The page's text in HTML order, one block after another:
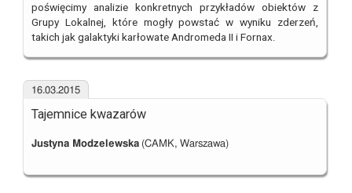
poświęcimy analizie konkretnych przykładów obiektów z
Grupy Lokalnej, które mogły powstać w wyniku zderzeń,
takich jak galaktyki karłowate Andromeda II i Fornax.
16.03.2015
Tajemnice kwazarów
Justyna Modzelewska(CAMK, Warszawa)